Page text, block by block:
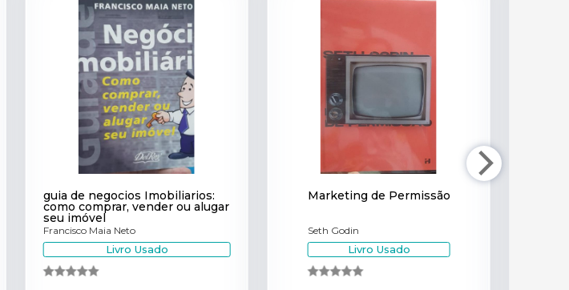
guia de negocios Imobiliarios:
como comprar, vender ou alugar
seu imóvel
Francisco Maia Neto
Livro Usado
Marketing de Permissão
Seth Godin
Livro Usado